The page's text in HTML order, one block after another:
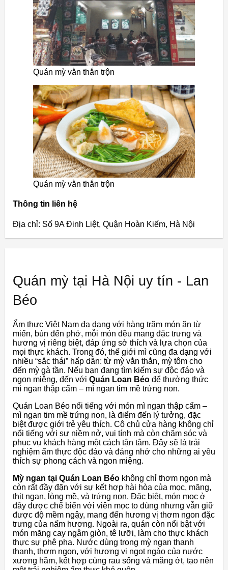
Quán mỳ vằn thắn trộn
Quán mỳ vằn thắn trộn
Thông tin liên hệ
Địa chỉ: Số 9A Đinh Liệt, Quận Hoàn Kiếm, Hà Nội
Quán mỳ tại Hà Nội uy tín - Lan
Béo
Ẩm thực Việt Nam đa dạng với hàng trăm món ăn từ
miến, bún đến phở, mỗi món đều mang đặc trưng và
hương vị riêng biệt, đáp ứng sở thích và lựa chọn của
mọi thực khách. Trong đó, thế giới mì cũng đa dạng với
nhiều “sắc thái” hấp dẫn: từ mỳ vằn thắn, mỳ tôm cho
đến mỳ gà tần. Nếu bạn đang tìm kiếm sự độc đáo và
ngon miệng, đến với Quán Loan Béo để thưởng thức
mì ngan thập cẩm – mì ngan tim mề trứng non.
Quán Loan Béo nổi tiếng với món mì ngan thập cẩm –
mì ngan tim mề trứng non, là điểm đến lý tưởng, đặc
biệt được giới trẻ yêu thích. Cô chủ cửa hàng không chỉ
nổi tiếng với sự niềm nở, vui tính mà còn chăm sóc và
phục vụ khách hàng một cách tận tâm. Đây sẽ là trải
nghiệm ẩm thực độc đáo và đáng nhớ cho những ai yêu
thích sự phong cách và ngon miệng.
Mỳ ngan tại Quán Loan Béo không chỉ thơm ngon mà
còn rất đầy đặn với sự kết hợp hài hòa của mọc, măng,
thịt ngan, lòng mề, và trứng non. Đặc biệt, món mọc ở
đây được chế biến với viên mọc to đùng nhưng vẫn giữ
được độ mềm ngậy, mang đến hương vị thơm ngon đặc
trưng của nấm hương. Ngoài ra, quán còn nổi bật với
món măng cay ngâm giòn, tê lưỡi, làm cho thực khách
thực sự phê pha. Nước dùng trong mỳ ngan thanh
thanh, thơm ngon, với hương vị ngọt ngào của nước
xương hầm, kết hợp cùng rau sống và măng ớt, tạo nên